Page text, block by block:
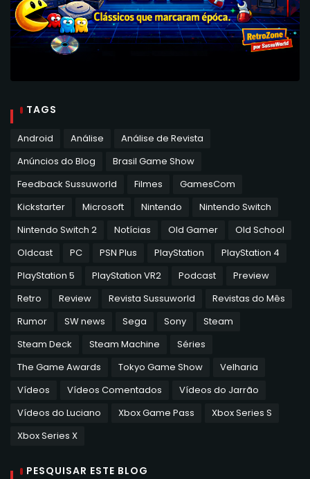
TAGS
Android Análise
Análise de Revista
Anúncios do Blog
Brasil Game Show
Feedback Sussuworld
Filmes
GamesCom
Kickstarter
Microsoft Nintendo
Nintendo Switch
Nintendo Switch 2
Notícias Old Gamer
Old School
Oldcast
PC PSN Plus PlayStation
PlayStation 4
PlayStation 5
PlayStation VR2 Podcast
Preview
Retro
Review Revista Sussuworld
Revistas do Mês
Rumor
SW news Sega Sony
Steam
Steam Deck
Steam Machine
Séries
The Game Awards
Tokyo Game Show
Velharia
Vídeos
Vídeos Comentados
Vídeos do Jarrão
Vídeos do Luciano
Xbox Game Pass
Xbox Series S
Xbox Series X
PESQUISAR ESTE BLOG